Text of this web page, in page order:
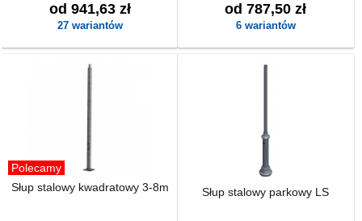
od 941,63 zł
27 wariantów
od 787,50 zł
6 wariantów
Polecamy
Słup stalowy kwadratowy 3-8m
Słup stalowy parkowy LS